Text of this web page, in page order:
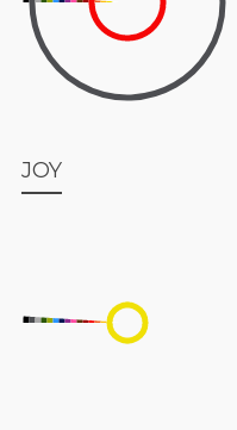
JOY